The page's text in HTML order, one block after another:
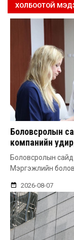
ХОЛБООТОЙ
Боловсролын
компанийн
Боловсролын
Мэргэжлийн
2026-08-07